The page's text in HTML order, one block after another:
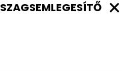
SZAGSEMLEGESÍTŐ